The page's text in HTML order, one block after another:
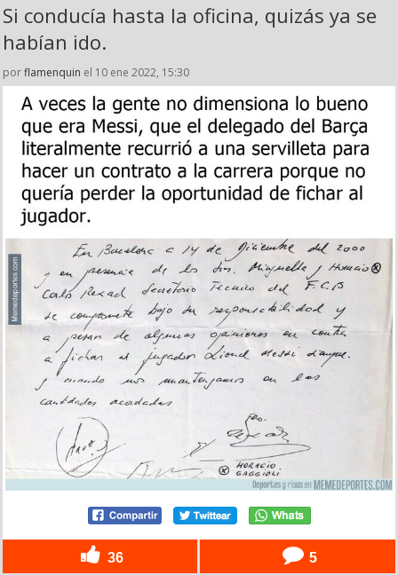
Si conducía hasta la oficina, quizás ya se
habían ido.
porflamenquin el 10 ene 2022, 15:30
36 5